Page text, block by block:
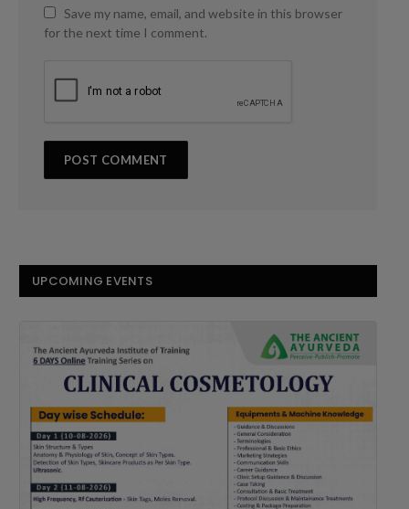
Save my name, email, and website in this browser
for the next time I comment.
UPCOMING EVENTS